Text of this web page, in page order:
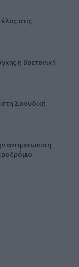
στις
η Βρετανική
Σαουδική
αντιμετώπιση